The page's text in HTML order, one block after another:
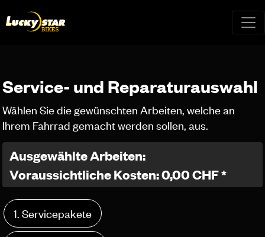
Service- und Reparaturauswahl
Wählen Sie die gewünschten Arbeiten, welche an
Ihrem Fahrrad gemacht werden sollen, aus.
Ausgewählte Arbeiten:
Voraussichtliche Kosten: 0,00 CHF *
1. Servicepakete